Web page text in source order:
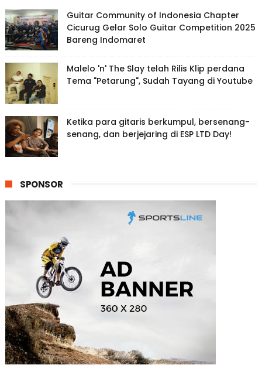
Guitar Community of Indonesia Chapter
Cicurug Gelar Solo Guitar Competition 2025
Bareng Indomaret
Malelo 'n' The Slay telah Rilis Klip perdana
Tema "Petarung", Sudah Tayang di Youtube
Ketika para gitaris berkumpul, bersenang-
senang, dan berjejaring di ESP LTD Day!
SPONSOR